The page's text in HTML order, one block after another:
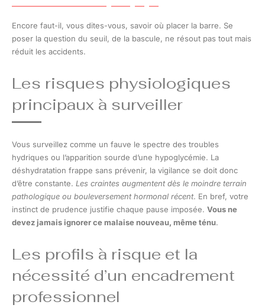
Encore faut-il, vous dites-vous, savoir où placer la barre. Se
poser la question du seuil, de la bascule, ne résout pas tout mais
réduit les accidents.
Les risques physiologiques
principaux à surveiller
Vous surveillez comme un fauve le spectre des troubles
hydriques ou l’apparition sourde d’une hypoglycémie. La
déshydratation frappe sans prévenir, la vigilance se doit donc
d’être constante. Les craintes augmentent dès le moindre terrain
pathologique ou bouleversement hormonal récent. En bref, votre
instinct de prudence justifie chaque pause imposée. Vous ne
devez jamais ignorer ce malaise nouveau, même ténu.
Les profils à risque et la
nécessité d’un encadrement
professionnel